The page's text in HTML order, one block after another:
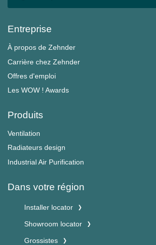
Entreprise
À propos de Zehnder
Carrière chez Zehnder
Offres d'emploi
Les WOW ! Awards
Produits
Ventilation
Radiateurs design
Industrial Air Purification
Dans votre région
Installer locator
Showroom locator
Grossistes